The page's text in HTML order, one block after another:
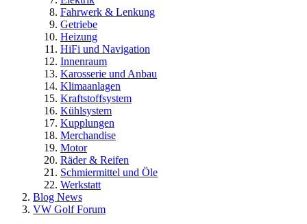
Fahrwerk & Lenkung
Getriebe
Heizung
HiFi und Navigation
Innenraum
Karosserie und Anbau
Klimaanlagen
Kraftstoffsystem
Kühlsystem
Kupplungen
Merchandise
Motor
Räder & Reifen
Schmiermittel und Öle
Werkstatt
Blog News
VW Golf Forum